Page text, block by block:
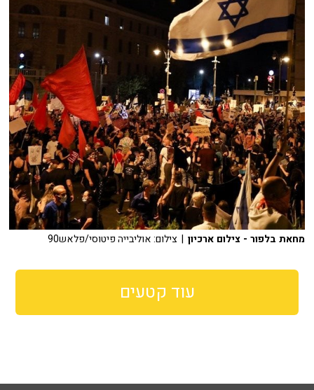
מחאת בלפור - צילום ארכיון | צילום: אוליבייה פיטוסי/פלאש90
עוד קטעים